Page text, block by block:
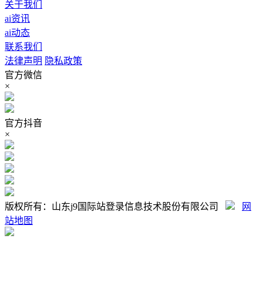
关于我们
ai资讯
ai动态
联系我们
法律声明 隐私政策
官方微信
×
官方抖音
×
版权所有：山东j9国际站登录信息技术股份有限公司
网
站地图